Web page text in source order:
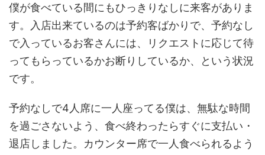
僕が食べている間にもひっきりなしに来客がありま
す。入店出来ているのは予約客ばかりで、予約なし
で入っているお客さんには、リクエストに応じて待
ってもらっているかお断りしているか、という状況
です。
予約なしで4人席に一人座ってる僕は、無駄な時間
を過ごさないよう、食べ終わったらすぐに支払い・
退店しました。カウンター席で一人食べられるよう